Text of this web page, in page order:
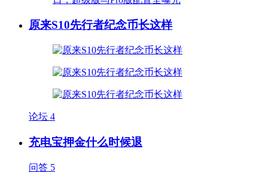
原来S10先行者纪念币长这样
论坛 4
充电宝押金什么时候退
问答 5